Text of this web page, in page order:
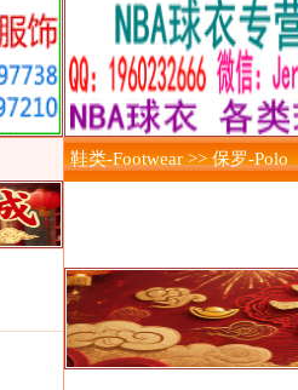
鞋类-Footwear >> 保罗-Polo